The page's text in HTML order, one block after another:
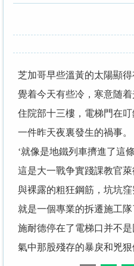
芝加哥早些溫黃的太陽顯
覺着今天有些冷，寒意随
住院部十三樓，電梯門在
一件昨天夜裏發生的禍事。
‘就像是地鐵列車擠進了這
這是大一戰争實踐課教官
與裸露的粗狂鋼筋，坑坑
就是一個專業的拆遷施工隊
施耐德停在了電梯口并不
氣中那股殘存的暴戾和兇狠